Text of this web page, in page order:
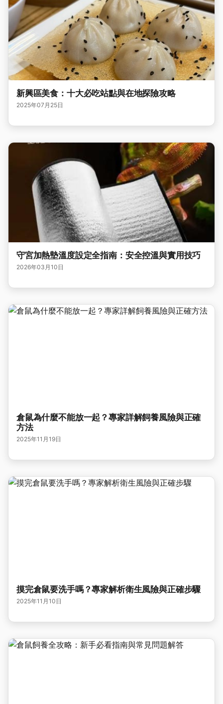
新興區美食：十大必吃站點與在地探險攻略
2025年07月25日
守宮加熱墊溫度設定全指南：安全控溫與實用技巧
2026年03月10日
倉鼠為什麼不能放一起？專家詳解飼養風險與正確
方法
2025年11月19日
摸完倉鼠要洗手嗎？專家解析衛生風險與正確步驟
2025年11月10日